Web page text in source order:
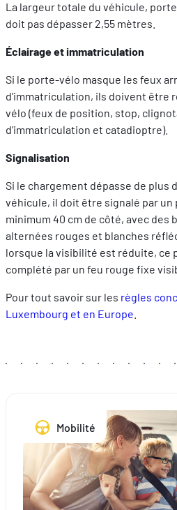
La largeur totale du véhicule,
doit pas dépasser 2,55 mètres.
Éclairage et immatriculation
Si le porte-vélo masque les feux
d’immatriculation, ils doivent être
vélo (feux de position, stop,
d’immatriculation et catadioptre).
Signalisation
Si le chargement dépasse de plus
véhicule, il doit être signalé par un
minimum 40 cm de côté, avec des
alternées rouges et blanches
lorsque la visibilité est réduite, ce
complété par un feu rouge fixe
Pour tout savoir sur les règles
Luxembourg et en Europe
Mobilité